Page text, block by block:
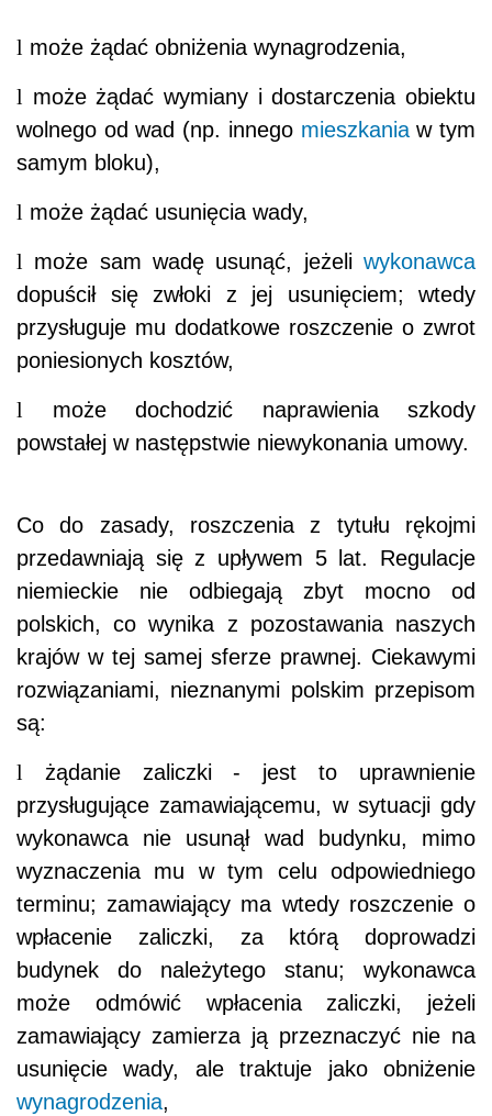
l może żądać obniżenia wynagrodzenia,
l może żądać wymiany i dostarczenia obiektu
wolnego od wad (np. innego mieszkaniaw tym
samym bloku),
l może żądać usunięcia wady,
l może sam wadę usunąć, jeżeli wykonawca
dopuścił się zwłoki z jej usunięciem; wtedy
przysługuje mu dodatkowe roszczenie o zwrot
poniesionych kosztów,
l może dochodzić naprawienia szkody
powstałej w następstwie niewykonania umowy.
Co do zasady, roszczenia z tytułu rękojmi
przedawniają się z upływem 5 lat. Regulacje
niemieckie nie odbiegają zbyt mocno od
polskich, co wynika z pozostawania naszych
krajów w tej samej sferze prawnej. Ciekawymi
rozwiązaniami, nieznanymi polskim przepisom
są:
l żądanie zaliczki - jest to uprawnienie
przysługujące zamawiającemu, w sytuacji gdy
wykonawca nie usunął wad budynku, mimo
wyznaczenia mu w tym celu odpowiedniego
terminu; zamawiający ma wtedy roszczenie o
wpłacenie zaliczki, za którą doprowadzi
budynek do należytego stanu; wykonawca
może odmówić wpłacenia zaliczki, jeżeli
zamawiający zamierza ją przeznaczyć nie na
usunięcie wady, ale traktuje jako obniżenie
wynagrodzenia,